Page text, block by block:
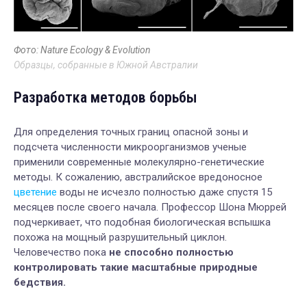
Фото: Nature Ecology & Evolution
Образцы, собранные в Южной Австралии
Разработка методов борьбы
Для определения точных границ опасной зоны и
подсчета численности микроорганизмов ученые
применили современные молекулярно-генетические
методы. К сожалению, австралийское вредоносное
цветение воды не исчезло полностью даже спустя 15
месяцев после своего начала. Профессор Шона Мюррей
подчеркивает, что подобная биологическая вспышка
похожа на мощный разрушительный циклон.
Человечество пока не способно полностью
контролировать такие масштабные природные
бедствия.